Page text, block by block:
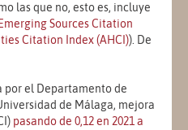
las que no, esto es, incluye
Emerging Sources Citation
Citation Index (AHCI)). De
por el Departamento de
de Málaga, mejora
pasando de 0,12 en 2021 a